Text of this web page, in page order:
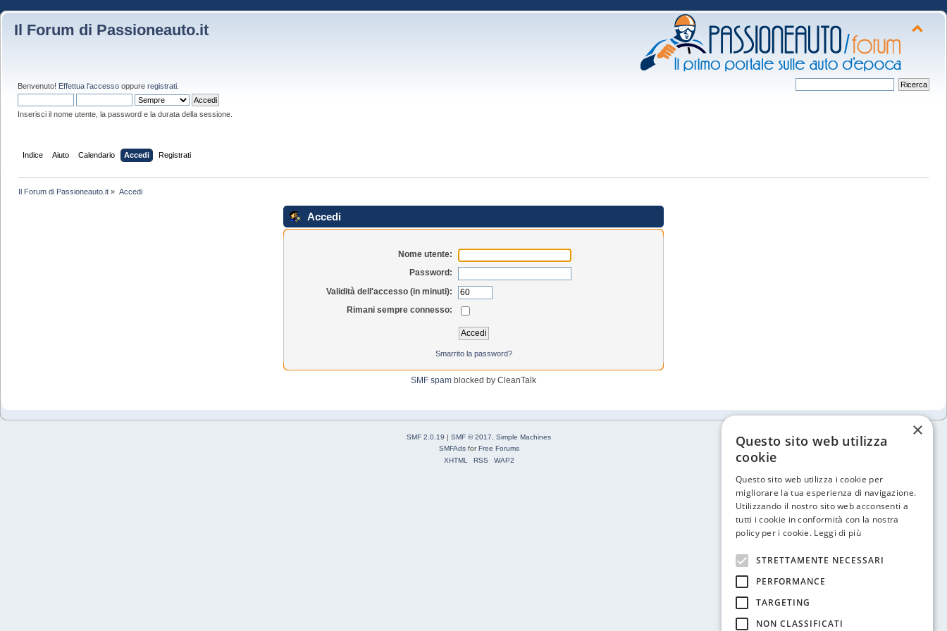
Il Forum di Passioneauto.it
Benvenuto! Effettua l'accesso oppure registrati
Inserisci il nome utente, la password e la durata della sessione.
Indice Aiuto Calendario Accedi Registrati
Il Forum di Passioneauto.it » Accedi
Accedi
Nome utente:
Password:
Validità dell'accesso (in minuti):
Rimani sempre connesso:
Smarrito la password?
SMF spam blocked by CleanTalk
SMF 2.0.19 SMF © 2017, Simple Machines
SMFAdsfor Free Forums
XHTML
RSS WAP2
×
Questo sito web utilizza
cookie
Questo sito web utilizza i cookie per
migliorare la tua esperienza di navigazione.
Utilizzando il nostro sito web acconsenti a
tutti i cookie in conformità con la nostra
policy per i cookie. Leggi di più
STRETTAMENTE NECESSARI
PERFORMANCE
TARGETING
NON CLASSIFICATI